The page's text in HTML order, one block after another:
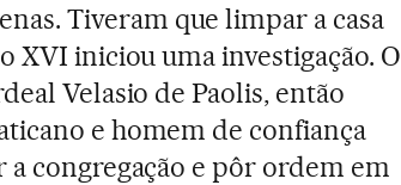
Tiveram que limpar a casa
XVI iniciou uma investigação. O
Velasio de Paolis, então
e homem de confiança
congregação e pôr ordem em